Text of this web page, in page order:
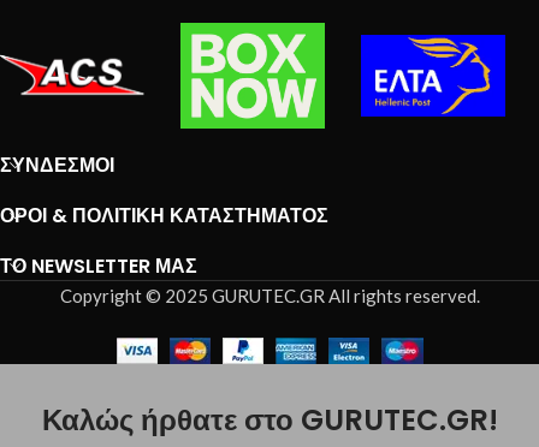
ΣΎΝΔΕΣΜΟΙ
ΌΡΟΙ & ΠΟΛΙΤΙΚΉ ΚΑΤΑΣΤΉΜΑΤΟΣ
ΤΟ NEWSLETTER ΜΑΣ
Copyright © 2025 GURUTEC.GR All rights reserved.
Καλώς ήρθατε στο GURUTEC.GR!